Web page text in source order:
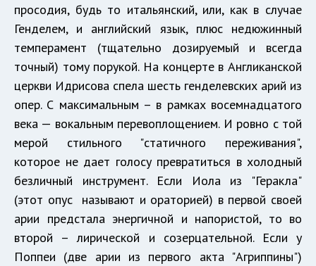
просодия, будь то итальянский, или, как в случае
Генделем, и английский язык, плюс недюжинный
темперамент (тщательно дозируемый и всегда
точный) тому порукой. На концерте в Англиканской
церкви Идрисова спела шесть генделевских арий из
опер. С максимальным – в рамках восемнадцатого
века — вокальным перевоплощением. И ровно с той
мерой стильного "статичного переживания",
которое не дает голосу превратиться в холодный
безличный инструмент. Если Иола из "Геракла"
(этот опус называют и ораторией) в первой своей
арии предстала энергичной и напористой, то во
второй – лирической и созерцательной. Если у
Поппеи (две арии из первого акта "Агриппины")